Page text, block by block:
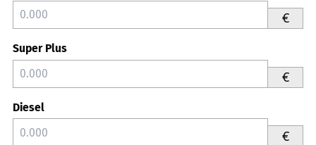
€
Super Plus
€
Diesel
€